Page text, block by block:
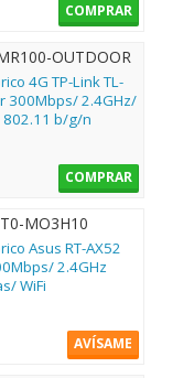
COMPRAR
OUTDOOR
4G TP-Link TL-
300Mbps/ 2.4GHz/
802.11 b/g/n
COMPRAR
MO3H10
Asus RT-AX52
2.4GHz
WiFi
AVÍSAME